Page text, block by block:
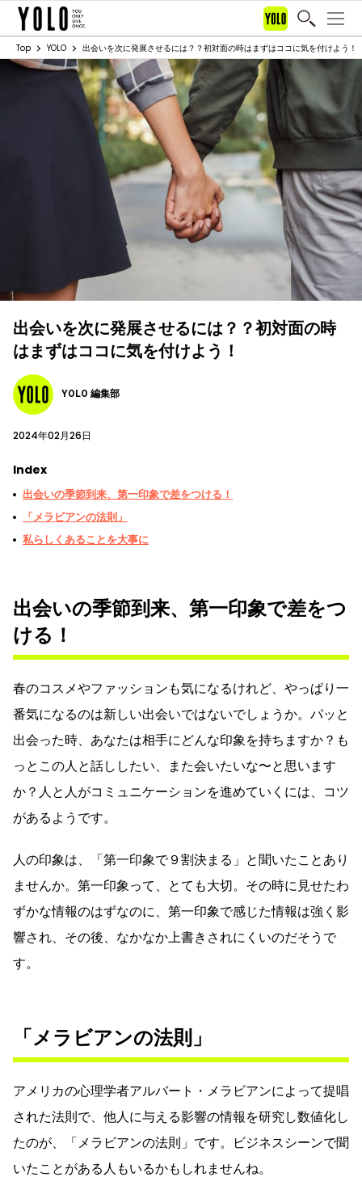
Top YOLO 出会いを次に発展させるには？？初対面の時はまずはココに気を付けよう！
出会いを次に発展させるには？？初対面の時
はまずはココに気を付けよう！
YOLO 編集部
2024年02月26日
Index
出会いの季節到来、第一印象で差をつける！
「メラビアンの法則」
私らしくあることを大事に
出会いの季節到来、第一印象で差をつ
ける！
春のコスメやファッションも気になるけれど、やっぱり一
番気になるのは新しい出会いではないでしょうか。パッと
出会った時、あなたは相手にどんな印象を持ちますか？も
っとこの人と話ししたい、また会いたいな〜と思います
か？人と人がコミュニケーションを進めていくには、コツ
があるようです。
人の印象は、「第一印象で９割決まる」と聞いたことあり
ませんか。第一印象って、とても大切。その時に見せたわ
ずかな情報のはずなのに、第一印象で感じた情報は強く影
響され、その後、なかなか上書きされにくいのだそうで
す。
「メラビアンの法則」
アメリカの心理学者アルバート・メラビアンによって提唱
された法則で、他人に与える影響の情報を研究し数値化し
たのが、「メラビアンの法則」です。ビジネスシーンで聞
いたことがある人もいるかもしれませんね。